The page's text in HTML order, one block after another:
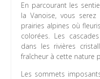
En parcourant les
la Vanoise, vous
prairies alpines où
colorées. Les
dans les rivières
fraîcheur à cette nature
Les sommets